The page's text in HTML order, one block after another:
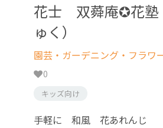
花士 双蕣庵✪花塾
ゅく）
園芸・ガーデニング・フラワ
0
キッズ向け
手軽に 和風 花あれんじ